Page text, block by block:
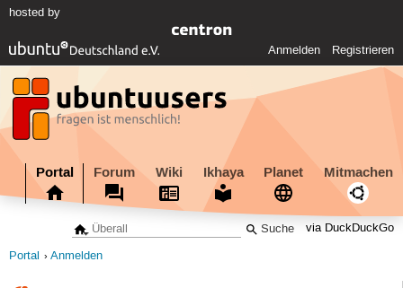
hosted by
Anmelden Registrieren
Portal Forum Wiki Ikhaya Planet Mitmachen
via DuckDuckGo
Portal Anmelden